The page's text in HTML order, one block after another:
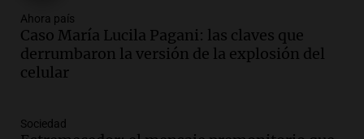
contrato entre cooperativa argentina y
Huawei en Neuquén
Panorama Federal
Episodios
la presencia de 70.000 bolivianos en la
provincia y su integración
Ahora país
Caso María Lucila Pagani: las claves que
derrumbaron la versión de la explosión del
celular
Sociedad